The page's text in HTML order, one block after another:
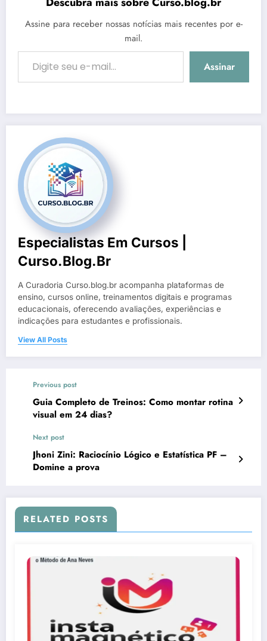
Assine para receber nossas notícias mais recentes por e-
mail.
Digite seu e-mail…
Assinar
Especialistas Em Cursos |
Curso.blog.br
A Curadoria Curso.blog.br acompanha plataformas de
ensino, cursos online, treinamentos digitais e programas
educacionais, oferecendo avaliações, experiências e
indicações para estudantes e profissionais.
View All Posts
Previous post
Guia Completo de Treinos: Como montar rotina
visual em 24 dias?
Next post
Jhoni Zini: Raciocínio Lógico e Estatística PF –
Domine a prova
RELATED POSTS